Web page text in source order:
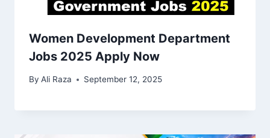
Women Development Department
Jobs 2025 Apply Now
By Ali Raza September 12, 2025